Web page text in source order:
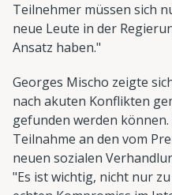
Teilnehmer müssen sich
neue Leute in der
Ansatz haben."
Georges Mischo zeigte
nach akuten Konflikten
gefunden werden
Teilnahme an den vom
neuen sozialen
"Es ist wichtig, nicht nur